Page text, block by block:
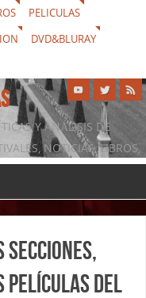
PELICULAS
DVD&BLURAY
Y ANÁLISIS DE
NOTICIAS, LIBROS,
LO QUE RODEA AL
películas del